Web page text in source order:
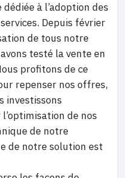
à l’adoption des
Depuis février
de tous notre
testé la vente en
profitons de ce
repenser nos offres,
investissons
de nos
de notre
de notre solution est